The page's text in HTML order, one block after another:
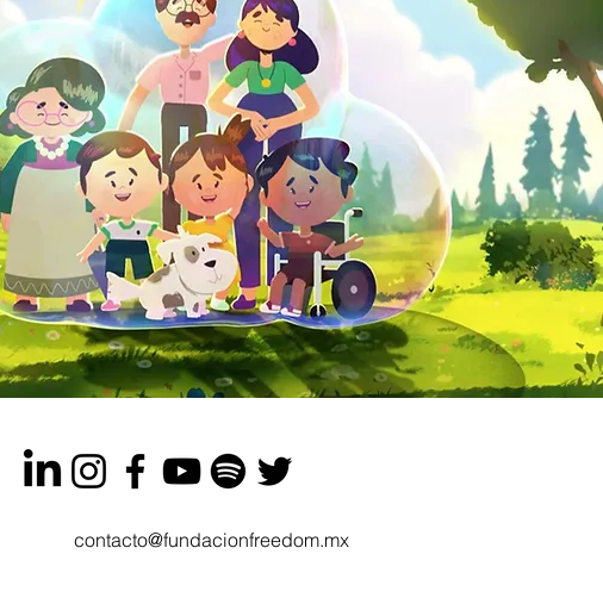
contacto@fundacionfreedom.mx